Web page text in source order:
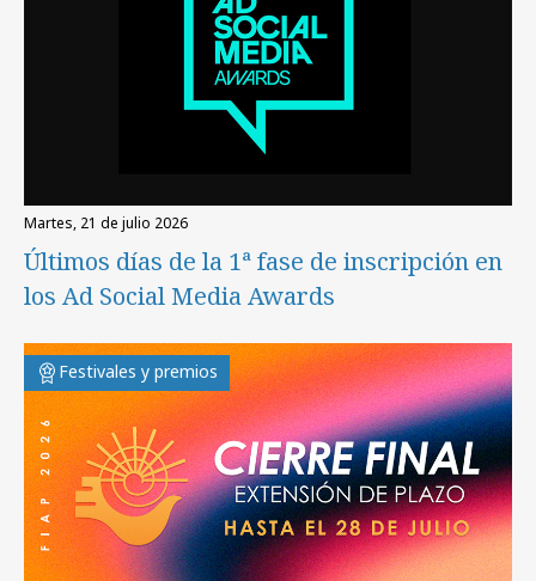
martes, 21 de julio 2026
Últimos días de la 1ª fase de inscripción en
los Ad Social Media Awards
Festivales y premios